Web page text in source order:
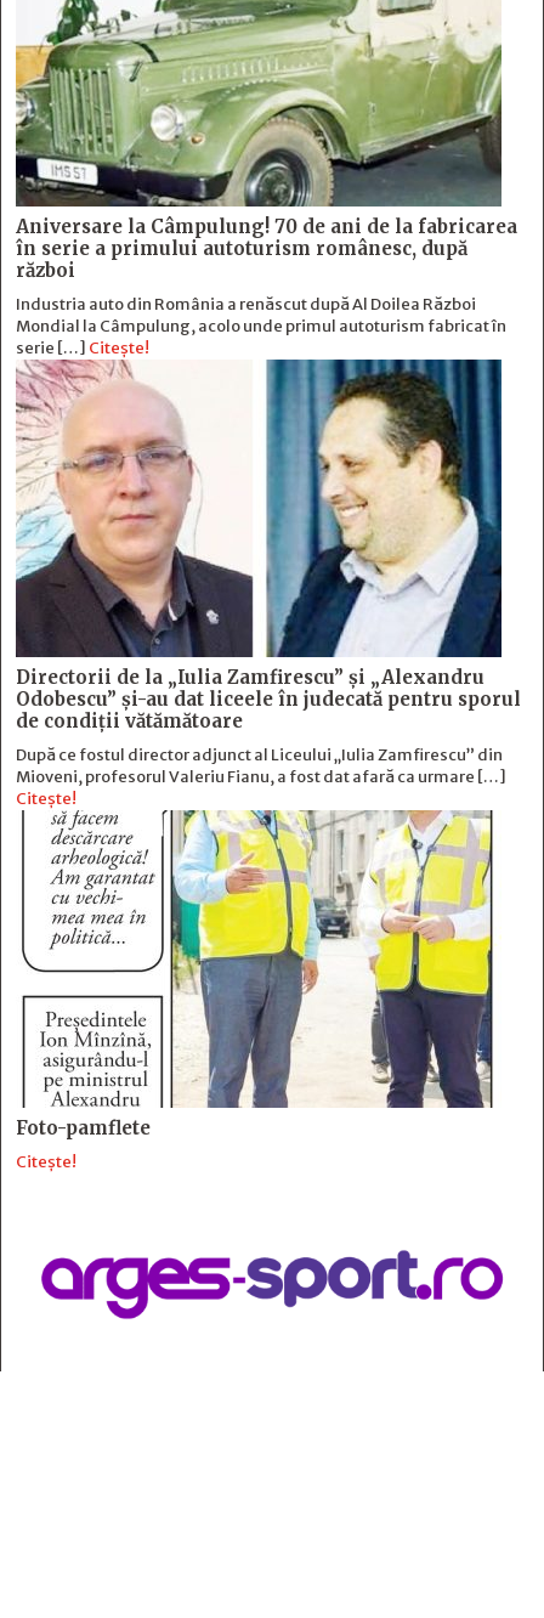
Aniversare la Câmpulung! 70 de ani de la fabricarea
în serie a primului autoturism românesc, după
război
Industria auto din România a renăscut după Al Doilea Război
Mondial la Câmpulung, acolo unde primul autoturism fabricat în
serie […] Citește!
Directorii de la „Iulia Zamfirescu” și „Alexandru
Odobescu” și-au dat liceele în judecată pentru sporul
de condiții vătămătoare
După ce fostul director adjunct al Liceului „Iulia Zamfirescu” din
Mioveni, profesorul Valeriu Fianu, a fost dat afară ca urmare […]
Citește!
Foto-pamflete
Citește!